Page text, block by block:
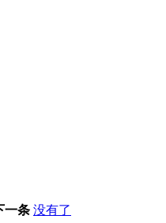
一条 没有了